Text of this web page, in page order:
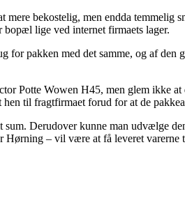
bekostelig, men endda temmelig
bopæl lige ved internet firmaets lager.
for pakken med det samme, og af den
Potte Wowen H45, men glem ikke at
til fragtfirmaet forud for at de
Derudover kunne man udvælge
Hørning – vil være at få leveret varerne